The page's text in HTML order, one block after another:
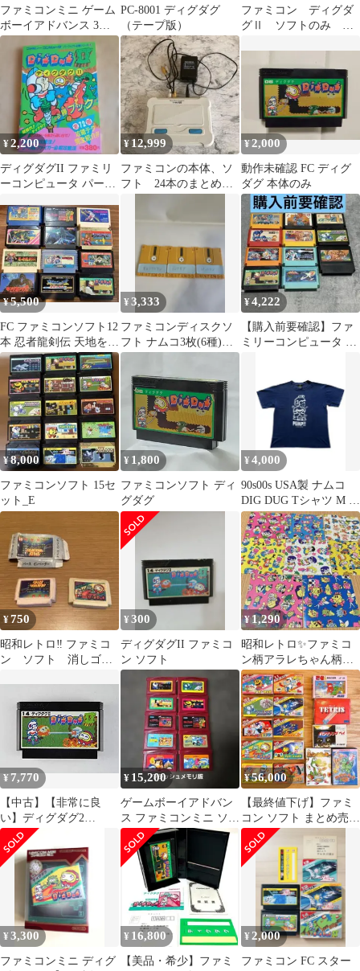
ファミコンミニ ゲーム
ボーイアドバンス 3本
セット【動作確認済】
PC-8001 ディグダグ
（テープ版）
ファミコン ディグダ
グⅡ ソフトのみ 動
¥2,200
ディグダグII ファミリ
ーコンピュータ パーフ
略本
¥12,999
ファミコンの本体、ソ
フト 24本のまとめ売
¥2,000
動作未確認 FC ディグ
ダグ 本体のみ
¥5,500
FC ファミコンソフト12
本 忍者龍剣伝 天地を喰
らうドラゴンクエスト
動作未確認
¥3,333
ファミコンディスクソ
フト ナムコ3枚(6種)セ
ット
¥4,222
【購入前要確認】ファ
ミリーコンピュータ ソ
¥8,000
ファミコンソフト 15セ
ット_E
¥ 1,800
ファミコンソフト ディ
グダグ
¥4,000
90s00s USA製 ナムコ
DIG DUG Tシャツ M フ
ァミコン ゲーム
¥750
昭和レトロ‼️ ファミコ
ン ソフト 消しゴム
¥300
ディグダグII ファミコ
ン ソフト
¥1,290
昭和レトロ✨ファミコ
ン柄アラレちゃん柄千
代紙 折り紙おりがみ
当時物ヴィンテージ
¥7,770
【中古】【非常に良
い】ディグダグ2
p706p5g
¥ 15,200
ゲームボーイアドバン
ス ファミコンミニ ソフ
ト 10本セット 箱で発送
いたします
¥56,000
【最終値下げ】ファミ
コン ソフト まとめ売り
ナムコ 多数 説明書付き
レトロ
¥3,300
ファミコンミニ ディグ
¥ 16,800
【美品・希少】ファミ
¥ 2,000
ファミコン FC スター